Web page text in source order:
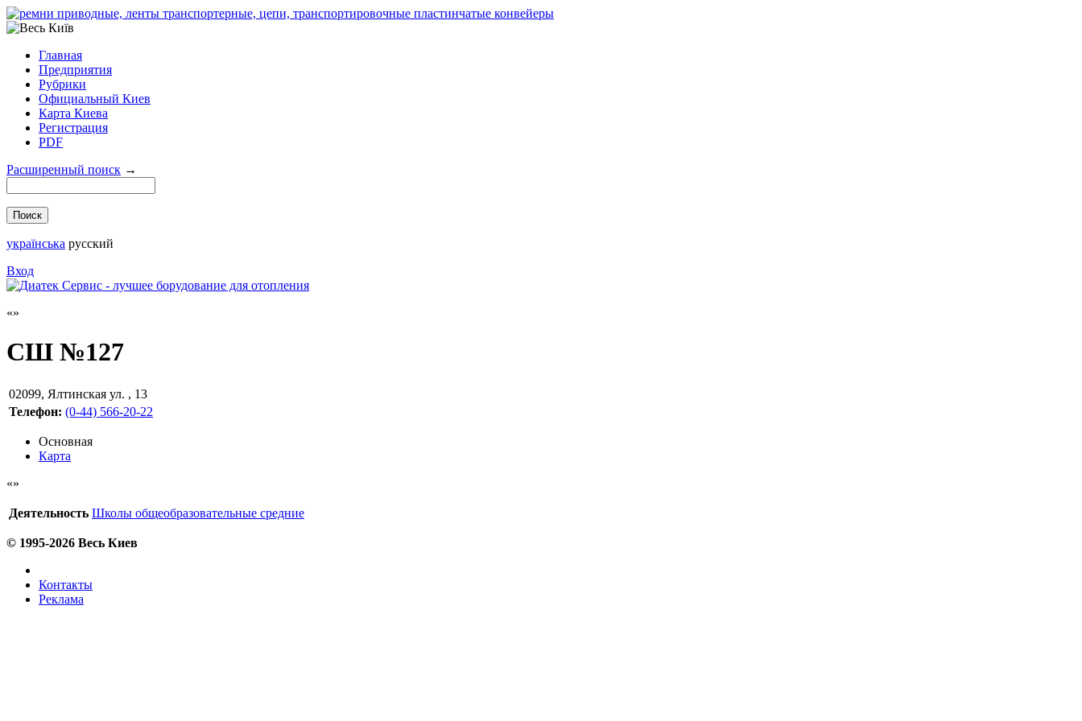
Главная
Предприятия
Рубрики
Официальный Киев
Карта Киева
Регистрация
PDF
Расширенный поиск →
українська русский
Вход
СШ №127
02099, Ялтинская ул. , 13
Телефон: (0-44) 566-20-22
Основная
Карта
Деятельность Школы общеобразовательные средние
© 1995-2026 Весь Киев
Контакты
Реклама